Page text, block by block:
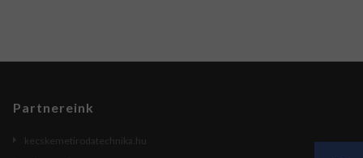
Partnereink
kecskemetirodatechnika.hu